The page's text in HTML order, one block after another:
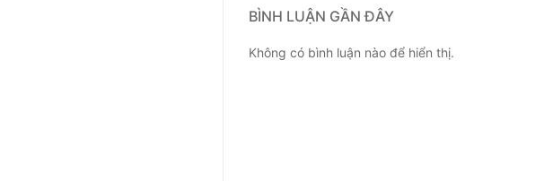
BÌNH LUẬN GẦN ĐÂY
Không có bình luận nào để hiển thị.